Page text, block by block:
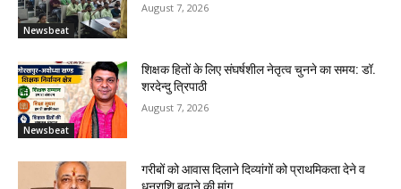
Newsbeat
August 7, 2026
Newsbeat
शिक्षक हितों के लिए संघर्षशील नेतृत्व चुनने का समय: डॉ.
शरदेन्दु त्रिपाठी
August 7, 2026
गरीबों को आवास दिलाने दिव्यांगों को प्राथमिकता देने व
धनराशि बढ़ाने की मांग